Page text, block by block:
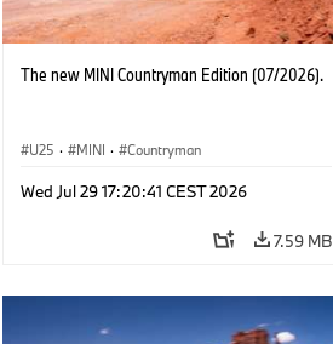
The new MINI Countryman Edition (07/2026).
U25 · MINI · Countryman
Wed Jul 29 17:20:41 CEST 2026
7.59 MB